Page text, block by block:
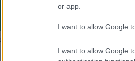
or app.
I want to allow Google
I want to allow Google